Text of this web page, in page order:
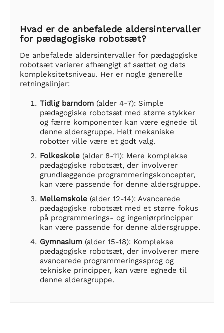
Hvad er de anbefalede aldersintervaller
for pædagogiske robotsæt?
De anbefalede aldersintervaller for pædagogiske
robotsæt varierer afhængigt af sættet og dets
kompleksitetsniveau. Her er nogle generelle
retningslinjer:
Tidlig barndom (alder 4-7): Simple
pædagogiske robotsæt med større stykker
og færre komponenter kan være egnede til
denne aldersgruppe. Helt mekaniske
robotter ville være et godt valg.
Folkeskole (alder 8-11): Mere komplekse
pædagogiske robotsæt, der involverer
grundlæggende programmeringskoncepter,
kan være passende for denne aldersgruppe.
Mellemskole (alder 12-14): Avancerede
pædagogiske robotsæt med et større fokus
på programmerings- og ingeniørprincipper
kan være passende for denne aldersgruppe.
Gymnasium (alder 15-18): Komplekse
pædagogiske robotsæt, der involverer mere
avancerede programmeringssprog og
tekniske principper, kan være egnede til
denne aldersgruppe.